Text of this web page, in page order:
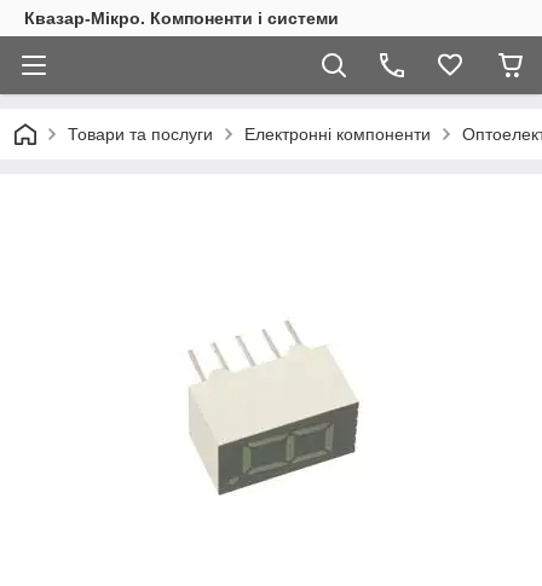
Квазар-Мікро. Компоненти і системи
Товари та послуги Електронні компоненти